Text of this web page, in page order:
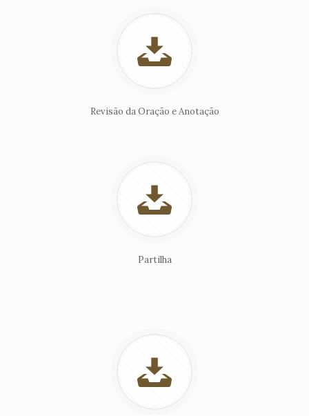
Revisão da Oração e Anotação
Partilha